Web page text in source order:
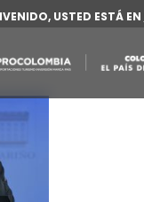
BIENVENIDO,